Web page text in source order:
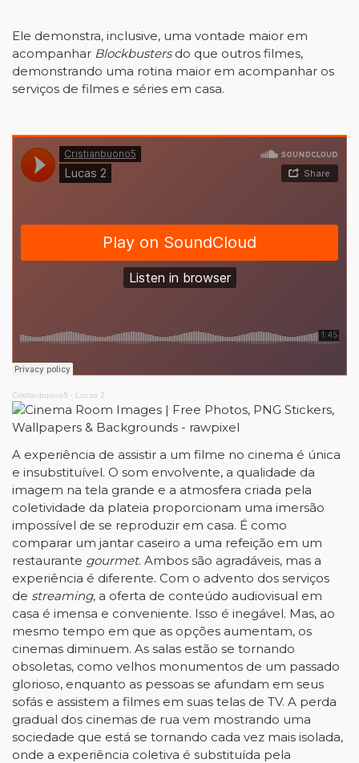
Ele demonstra, inclusive, uma vontade maior em
acompanhar Blockbustersdo que outros filmes,
demonstrando uma rotina maior em acompanhar os
serviços de filmes e séries em casa.
Cristianbuono5 · Lucas 2
A experiência de assistir a um filme no cinema é única
e insubstituível. O som envolvente, a qualidade da
imagem na tela grande e a atmosfera criada pela
coletividade da plateia proporcionam uma imersão
impossível de se reproduzir em casa. É como
comparar um jantar caseiro a uma refeição em um
restaurante gourmet. Ambos são agradáveis, mas a
experiência é diferente. Com o advento dos serviços
de streaming, a oferta de conteúdo audiovisual em
casa é imensa e conveniente. Isso é inegável. Mas, ao
mesmo tempo em que as opções aumentam, os
cinemas diminuem. As salas estão se tornando
obsoletas, como velhos monumentos de um passado
glorioso, enquanto as pessoas se afundam em seus
sofás e assistem a filmes em suas telas de TV. A perda
gradual dos cinemas de rua vem mostrando uma
sociedade que está se tornando cada vez mais isolada,
onde a experiência coletiva é substituída pela